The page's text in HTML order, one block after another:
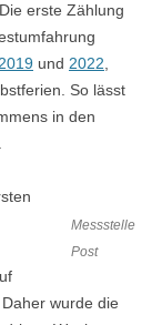
erste Zählung
und 2022,
So lässt
in den
Messstelle
Post
wurde die